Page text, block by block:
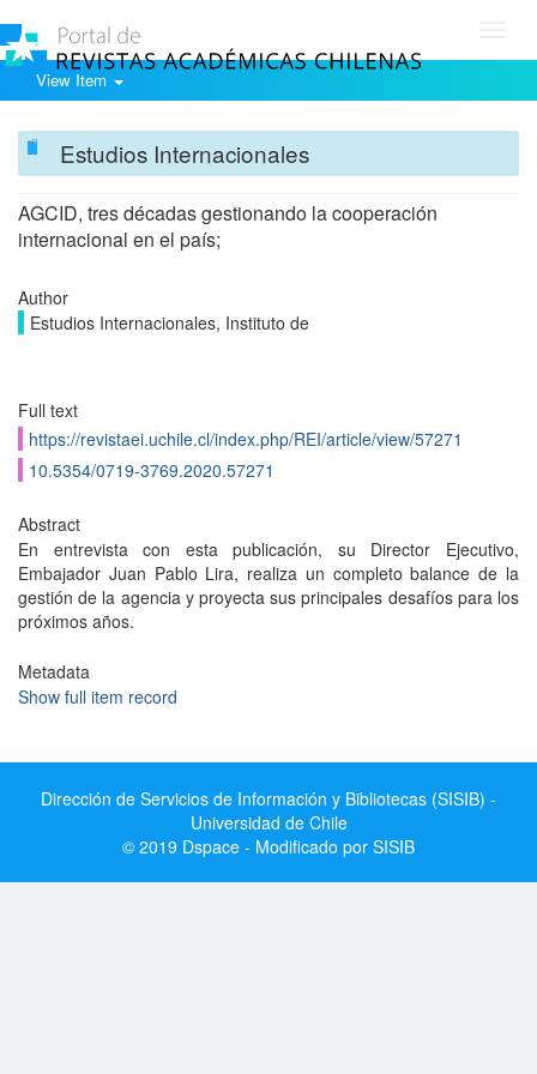
View Item
Estudios Internacionales
AGCID, tres décadas gestionando la cooperación
internacional en el país;
Author
Estudios Internacionales, Instituto de
Full text
https://revistaei.uchile.cl/index.php/REI/article/view/57271
10.5354/0719-3769.2020.57271
Abstract
En entrevista con esta publicación, su Director Ejecutivo,
Embajador Juan Pablo Lira, realiza un completo balance de la
gestión de la agencia y proyecta sus principales desafíos para los
próximos años.
Metadata
Show full item record
Dirección de Servicios de Información y Bibliotecas (SISIB) -
Universidad de Chile
© 2019 Dspace - Modificado por SISIB